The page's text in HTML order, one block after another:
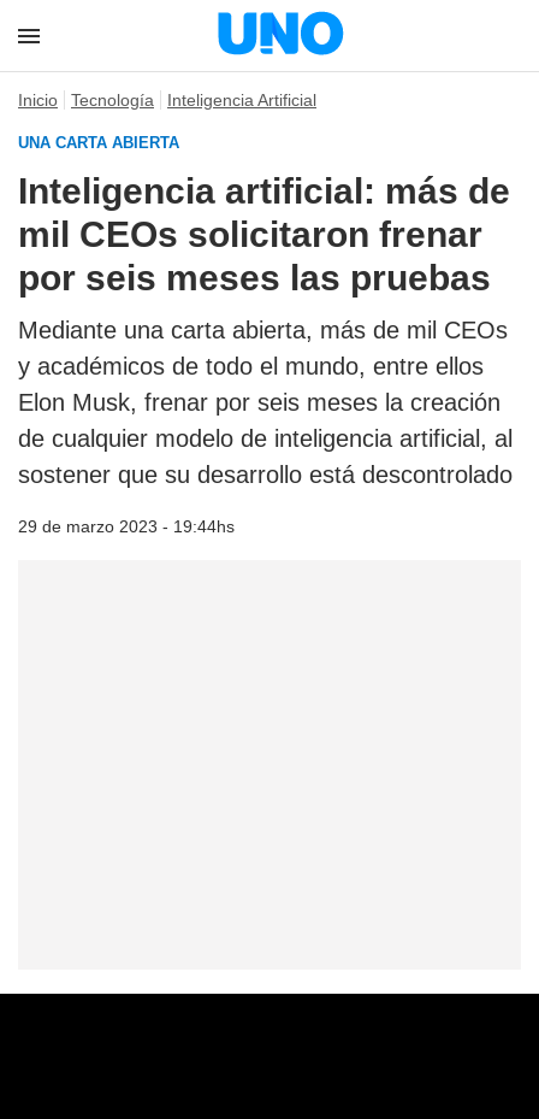
Inicio Tecnología Inteligencia Artificial
UNA CARTA ABIERTA
Inteligencia artificial: más de
mil CEOs solicitaron frenar
por seis meses las pruebas
Mediante una carta abierta, más de mil CEOs
y académicos de todo el mundo, entre ellos
Elon Musk, frenar por seis meses la creación
de cualquier modelo de inteligencia artificial, al
sostener que su desarrollo está descontrolado
29 de marzo 2023 - 19:44hs